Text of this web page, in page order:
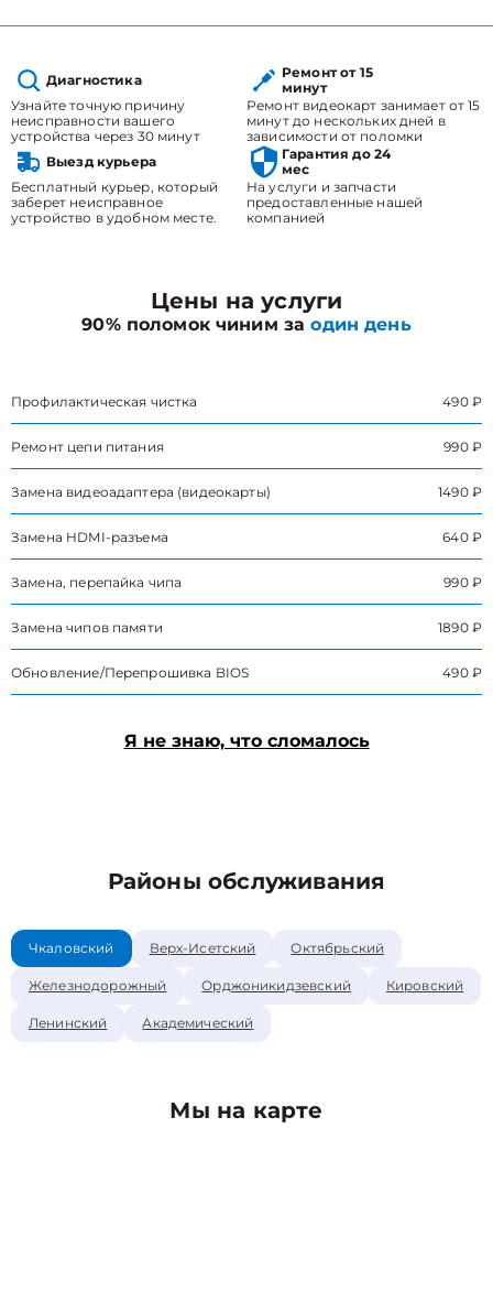
Диагностика
Узнайте точную причину
неисправности вашего
устройства через 30 минут
Ремонт от 15
минут
Ремонт видеокарт занимает от 15
минут до нескольких дней в
зависимости от поломки
Выезд курьера
Бесплатный курьер, который
заберет неисправное
устройство в удобном месте.
Гарантия до 24
мес
На услуги и запчасти
предоставленные нашей
компанией
Цены на услуги
90% поломок чиним заодин день
Профилактическая чистка 490 ₽
Ремонт цепи питания 990 ₽
Замена видеоадаптера (видеокарты) 1490 ₽
Замена HDMI-разъема 640 ₽
Замена, перепайка чипа 990 ₽
Замена чипов памяти 1890 ₽
Обновление/Перепрошивка BIOS 490 ₽
Я не знаю, что сломалось
Районы обслуживания
Чкаловский Верх-Исетский Октябрьский
Железнодорожный Орджоникидзевский Кировский
Ленинский Академический
Мы на карте